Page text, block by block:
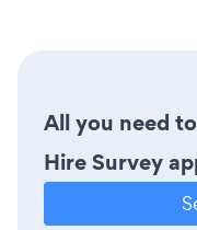
All you need
Hire Survey